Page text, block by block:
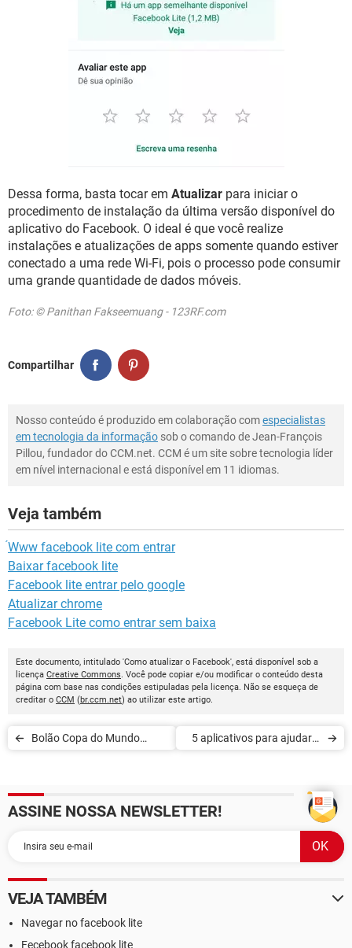
Dessa forma, basta tocar em Atualizar para iniciar o
procedimento de instalação da última versão disponível do
aplicativo do Facebook. O ideal é que você realize
instalações e atualizações de apps somente quando estiver
conectado a uma rede Wi-Fi, pois o processo pode consumir
uma grande quantidade de dados móveis.
Foto: © Panithan Fakseemuang - 123RF.com
Compartilhar
Nosso conteúdo é produzido em colaboração comespecialistas
em tecnologia da informação sob o comando de Jean-François
Pillou, fundador do CCM.net. CCM é um site sobre tecnologia líder
em nível internacional e está disponível em 11 idiomas.
Veja também
́Www facebook lite com entrar
Baixar facebook lite
Facebook lite entrar pelo google
Atualizar chrome
Facebook Lite como entrar sem baixa
Este documento, intitulado 'Como atualizar o Facebook', está disponível sob a
licença Creative Commons. Você pode copiar e/ou modificar o conteúdo desta
página com base nas condições estipuladas pela licença. Não se esqueça de
creditar o CCM (br.ccm.net) ao utilizar este artigo.
Bolão Copa do Mundo
5 aplicativos para ajudar a
ASSINE NOSSA NEWSLETTER!
VEJA TAMBÉM
Navegar no facebook lite
Fecebook facebook lite